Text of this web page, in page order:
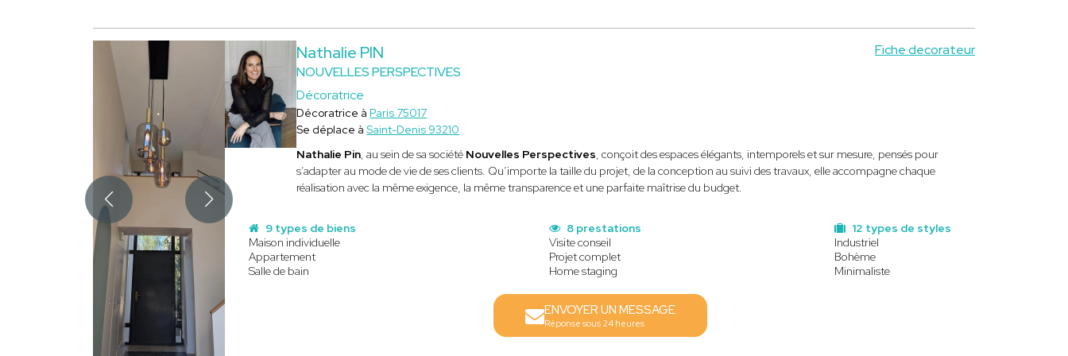
Nathalie PIN
NOUVELLES PERSPECTIVES
Décoratrice
Fiche decorateur
Décoratrice à Paris 75017
Se déplace àSaint-Denis 93210
Nathalie Pin, au sein de sa société Nouvelles Perspectives, conçoit des espaces élégants, intemporels et sur mesure, pensés pour
s’adapter au mode de vie de ses clients. Qu’importe la taille du projet, de la conception au suivi des travaux, elle accompagne chaque
réalisation avec la même exigence, la même transparence et une parfaite maîtrise du budget.
9 types de biens
Maison individuelle
Appartement
Salle de bain
12 types de styles
Industriel
Bohème
Minimaliste
8 prestations
Visite conseil
Projet complet
Home staging
ENVOYER UN MESSAGE
Réponse sous 24 heures